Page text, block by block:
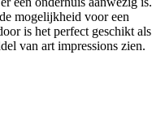
mogelijkheid voor een
is het perfect geschikt als
van art impressions zien.